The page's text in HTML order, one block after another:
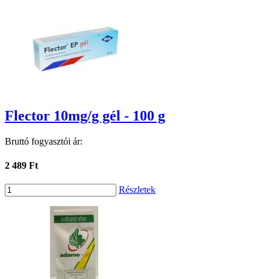
Flector 10mg/g gél - 100 g
Bruttó fogyasztói ár:
2 489 Ft
Részletek